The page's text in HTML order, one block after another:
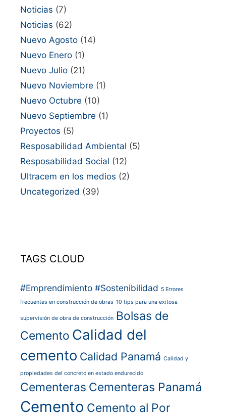
Noticias (7)
Noticias (62)
Nuevo Agosto (14)
Nuevo Enero (1)
Nuevo Julio (21)
Nuevo Noviembre (1)
Nuevo Octubre (10)
Nuevo Septiembre (1)
Proyectos (5)
Resposabilidad Ambiental (5)
Resposabilidad Social (12)
Ultracem en los medios (2)
Uncategorized (39)
TAGS CLOUD
#Emprendimiento #Sostenibilidad 5 Errores
frecuentes en construcción de obras 10 tips para una exitosa
supervisión de obra de construcción Bolsas de
Cemento Calidad del
cemento Calidad Panamá Calidad y
propiedades del concreto en estado endurecido
Cementeras Cementeras Panamá
Cemento Cemento al Por